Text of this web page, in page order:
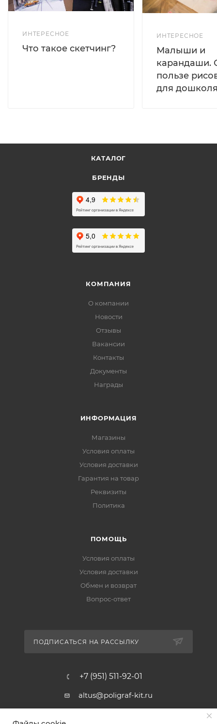
ИНТЕРЕСНОЕ
Что такое скетчинг?
ИНТЕРЕСНОЕ
Малыши и
карандаши.
пользе
для
КАТАЛОГ
БРЕНДЫ
КОМПАНИЯ
О компании
Новости
Отзывы
Вакансии
Контакты
Документы
Награды
ИНФОРМАЦИЯ
Магазины
Условия оплаты
Условия доставки
Гарантия на товар
Реквизиты
Политика
ПОМОЩЬ
Условия оплаты
Условия доставки
Обмен и возврат
Вопрос-ответ
ПОДПИСАТЬСЯ НА РАССЫЛКУ
+7 (951) 511-92-01
altus@poligraf-kit.ru